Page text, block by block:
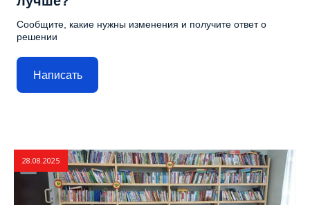
Сообщите, какие нужны изменения и получите ответ о
решении
Написать
28.08.2025